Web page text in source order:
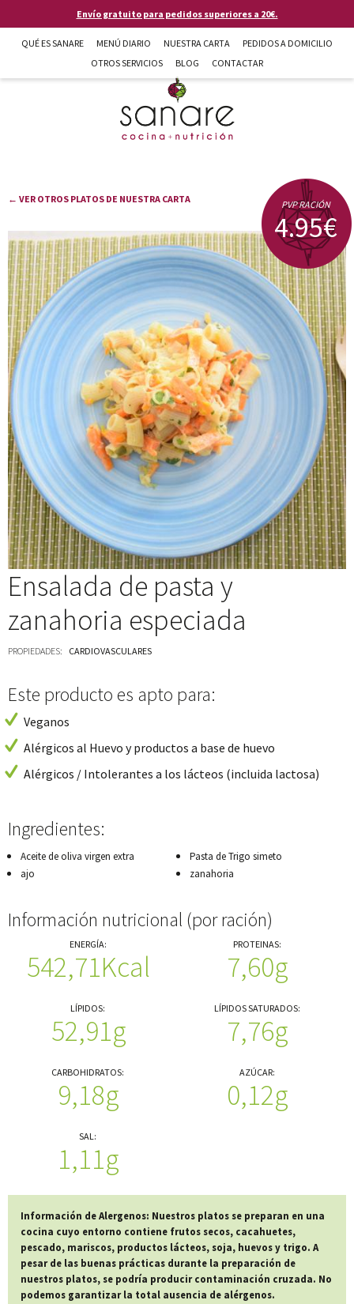
Pasar al contenido principalEnvío gratuito para pedidos superiores a 20€.
QUÉ ES SANARE MENÚ DIARIO NUESTRA CARTA
PEDIDOS A DOMICILIO
OTROS SERVICIOS
BLOG CONTACTAR
Sanare cocina + nutrición en Almería
← VER OTROS PLATOS DE NUESTRA CARTA
Ensalada de pasta y
zanahoria especiada
PROPIEDADES: CARDIOVASCULARES
Este producto es apto para:
Veganos
Alérgicos al Huevo y productos a base de huevo
Alérgicos / Intolerantes a los lácteos (incluida lactosa)
Ingredientes:
Aceite de oliva virgen extra
ajo
Pasta de Trigo simeto
zanahoria
Información nutricional (por ración)
ENERGÍA:
542,71Kcal
PROTEINAS:
7,60g
LÍPIDOS:
52,91g
LÍPIDOS SATURADOS:
7,76g
CARBOHIDRATOS:
9,18g
AZÚCAR:
0,12g
SAL:
1,11g
Información de Alergenos: Nuestros platos se preparan en una
cocina cuyo entorno contiene frutos secos, cacahuetes,
pescado, mariscos, productos lácteos, soja, huevos y trigo. A
pesar de las buenas prácticas durante la preparación de
nuestros platos, se podría producir contaminación cruzada. No
podemos garantizar la total ausencia de alérgenos.
PVP RACIÓN
4.95€